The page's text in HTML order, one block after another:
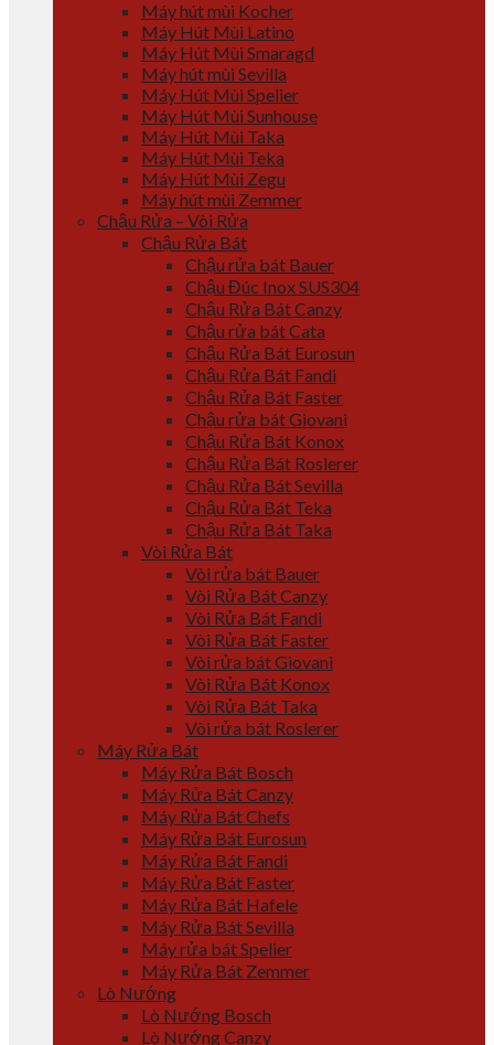
Máy hút mùi Kocher
Máy Hút Mùi Latino
Máy Hút Mùi Smaragd
Máy hút mùi Sevilla
Máy Hút Mùi Spelier
Máy Hút Mùi Sunhouse
Máy Hút Mùi Taka
Máy Hút Mùi Teka
Máy Hút Mùi Zegu
Máy hút mùi Zemmer
Chậu Rửa – Vòi Rửa
Chậu Rửa Bát
Chậu rửa bát Bauer
Chậu Đúc Inox SUS304
Chậu Rửa Bát Canzy
Chậu rửa bát Cata
Chậu Rửa Bát Eurosun
Chậu Rửa Bát Fandi
Chậu Rửa Bát Faster
Chậu rửa bát Giovani
Chậu Rửa Bát Konox
Chậu Rửa Bát Roslerer
Chậu Rửa Bát Sevilla
Chậu Rửa Bát Teka
Chậu Rửa Bát Taka
Vòi Rửa Bát
Vòi rửa bát Bauer
Vòi Rửa Bát Canzy
Vòi Rửa Bát Fandi
Vòi Rửa Bát Faster
Vòi rửa bát Giovani
Vòi Rửa Bát Konox
Vòi Rửa Bát Taka
Vòi rửa bát Roslerer
Máy Rửa Bát
Máy Rửa Bát Bosch
Máy Rửa Bát Canzy
Máy Rửa Bát Chefs
Máy Rửa Bát Eurosun
Máy Rửa Bát Fandi
Máy Rửa Bát Faster
Máy Rửa Bát Hafele
Máy Rửa Bát Sevilla
Máy rửa bát Spelier
Máy Rửa Bát Zemmer
Lò Nướng
Lò Nướng Bosch
Lò Nướng Canzy